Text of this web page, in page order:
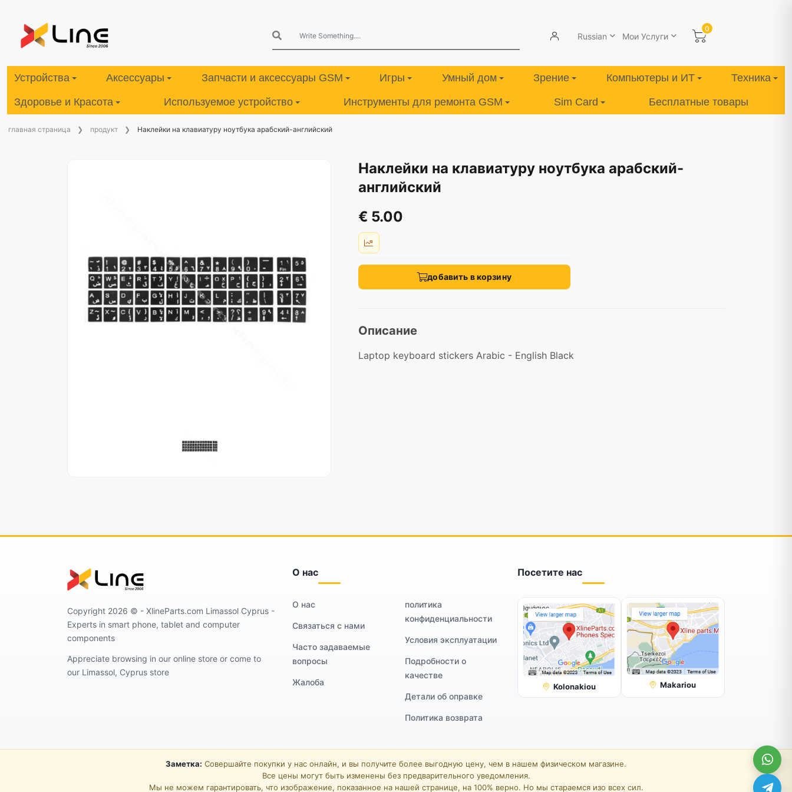
Russian Мои Услуги
0
Устройства Аксессуары Запчасти и аксессуары GSM Игры Умный дом Зрение Компьютеры и ИТ Техника
Здоровье и Красота Используемое устройство Инструменты для ремонта GSM Sim Card Бесплатные товары
главная страница продукт Наклейки на клавиатуру ноутбука арабский-английский
Наклейки на клавиатуру ноутбука арабский-
английский
€ 5.00
добавить в корзину
Описание
Laptop keyboard stickers Arabic - English Black
Copyright 2026 ©️ - XlineParts.com Limassol Cyprus -
Experts in smart phone, tablet and computer
components
Appreciate browsing in our online store or come to
our Limassol, Cyprus store
О нас
О нас
Связаться с нами
Часто задаваемые
вопросы
Жалоба
политика
конфиденциальности
Условия эксплуатации
Подробности о
качестве
Детали об оправке
Политика возврата
Посетите нас
Kolonakiou Makariou
Заметка: Совершайте покупки у нас онлайн, и вы получите более выгодную цену, чем в нашем физическом магазине.
Все цены могут быть изменены без предварительного уведомления.
Мы не можем гарантировать, что изображение, показанное на нашей странице, на 100% верно. Но мы стараемся изо всех сил.